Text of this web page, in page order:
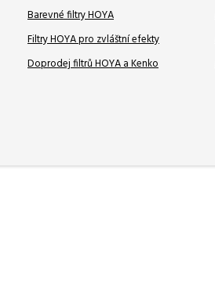
Barevné filtry HOYA
Filtry HOYA pro zvláštní efekty
Doprodej filtrů HOYA a Kenko